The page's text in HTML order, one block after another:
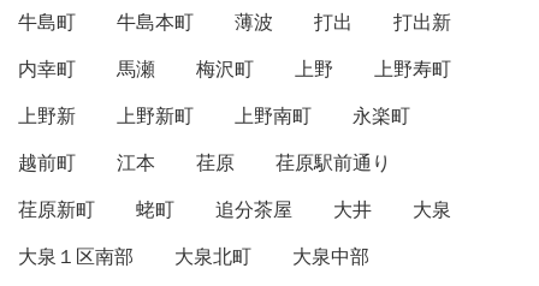
牛島町
牛島本町 薄波 打出
打出新
内幸町
馬瀬 梅沢町 上野
上野寿町
上野新
上野新町 上野南町
永楽町
越前町
江本 荏原
荏原駅前通り
荏原新町
蛯町 追分茶屋 大井
大泉
大泉１区南部
大泉北町
大泉中部